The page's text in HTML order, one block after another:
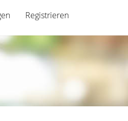
Registrieren